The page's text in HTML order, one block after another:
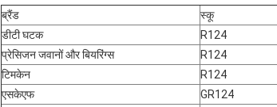
ब्रैंड स्कू
डीटी घटक
R124
प्रेसिजन जवानों और बियरिंग्स
R124
टिमकेन
R124
एसकेएफ
GR124